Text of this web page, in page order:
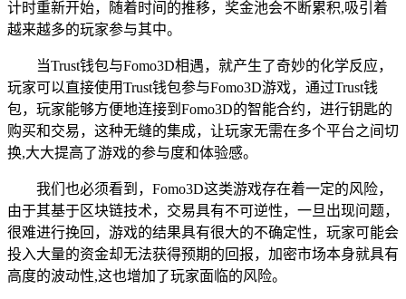
计时重新开始，随着时间的推移，奖金池会不断累积,吸引着
越来越多的玩家参与其中。
当Trust钱包与Fomo3D相遇，就产生了奇妙的化学反应，
玩家可以直接使用Trust钱包参与Fomo3D游戏，通过Trust钱
包，玩家能够方便地连接到Fomo3D的智能合约，进行钥匙的
购买和交易，这种无缝的集成，让玩家无需在多个平台之间切
换,大大提高了游戏的参与度和体验感。
我们也必须看到，Fomo3D这类游戏存在着一定的风险，
由于其基于区块链技术，交易具有不可逆性，一旦出现问题，
很难进行挽回，游戏的结果具有很大的不确定性，玩家可能会
投入大量的资金却无法获得预期的回报，加密市场本身就具有
高度的波动性,这也增加了玩家面临的风险。